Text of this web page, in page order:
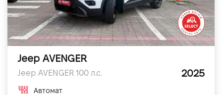
Jeep AVENGER
Jeep AVENGER 100 л.с. 2025
Автомат